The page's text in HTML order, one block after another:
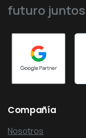
futuro
Compañía
Nosotros